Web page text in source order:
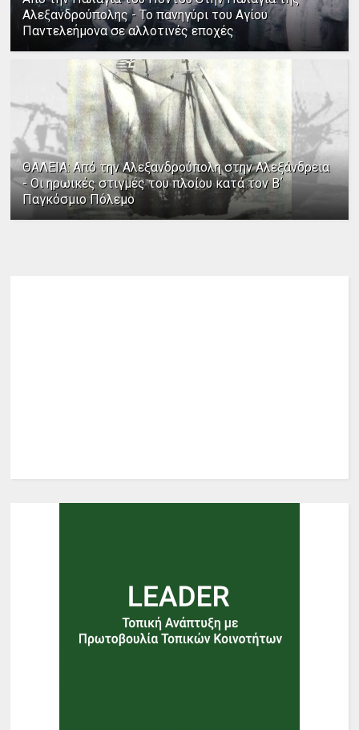
Αλεξανδρούπολης - Το πανηγύρι του Αγίου
Παντελεήμονα σε αλλοτινές εποχές
ΘΑΛΕΙΑ: Από την Αλεξανδρούπολη στην Αλεξάνδρεια
- Οι ηρωικές στιγμές του πλοίου κατά τον Β΄
Παγκόσμιο Πόλεμο